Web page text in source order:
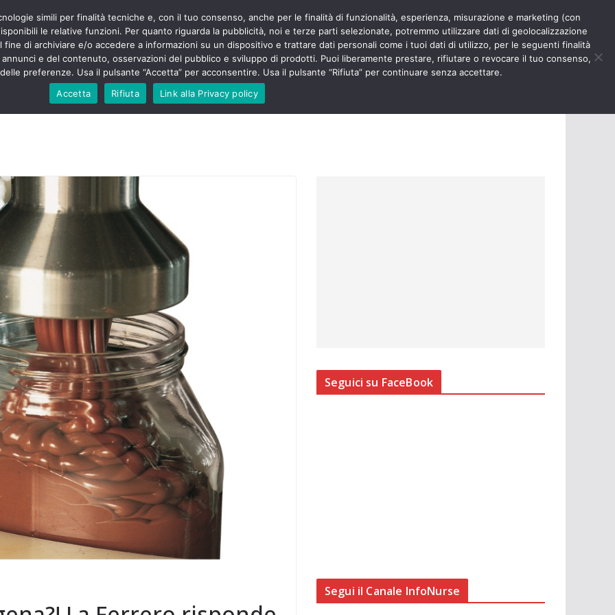
sono
senza
aggressioni
“tagli e
proclamato lo
Up contro
e
Up:
anche
POLITICA STUDENTI SALUTE COMUNICATI CURIOSITÀ NURSE TIMES
Seguici su FaceBook
Segui il Canale InfoNurse
simili per finalità tecniche e, con il tuo consenso, anche per le finalità di funzionalità, esperienza, misurazione e marketing (con
le relative funzioni. Per quanto riguarda la pubblicità, noi e terze parti selezionate, potremmo utilizzare dati di geolocalizzazione
fine di archiviare e/o accedere a informazioni su un dispositivo e trattare dati personali come i tuoi dati di utilizzo, per le seguenti finalità
e del contenuto, osservazioni del pubblico e sviluppo di prodotti. Puoi liberamente prestare, rifiutare o revocare il tuo consenso,
preferenze. Usa il pulsante “Accetta” per acconsentire. Usa il pulsante “Rifiuta” per continuare senza accettare.
Accetta
Rifiuta Link alla Privacy policy